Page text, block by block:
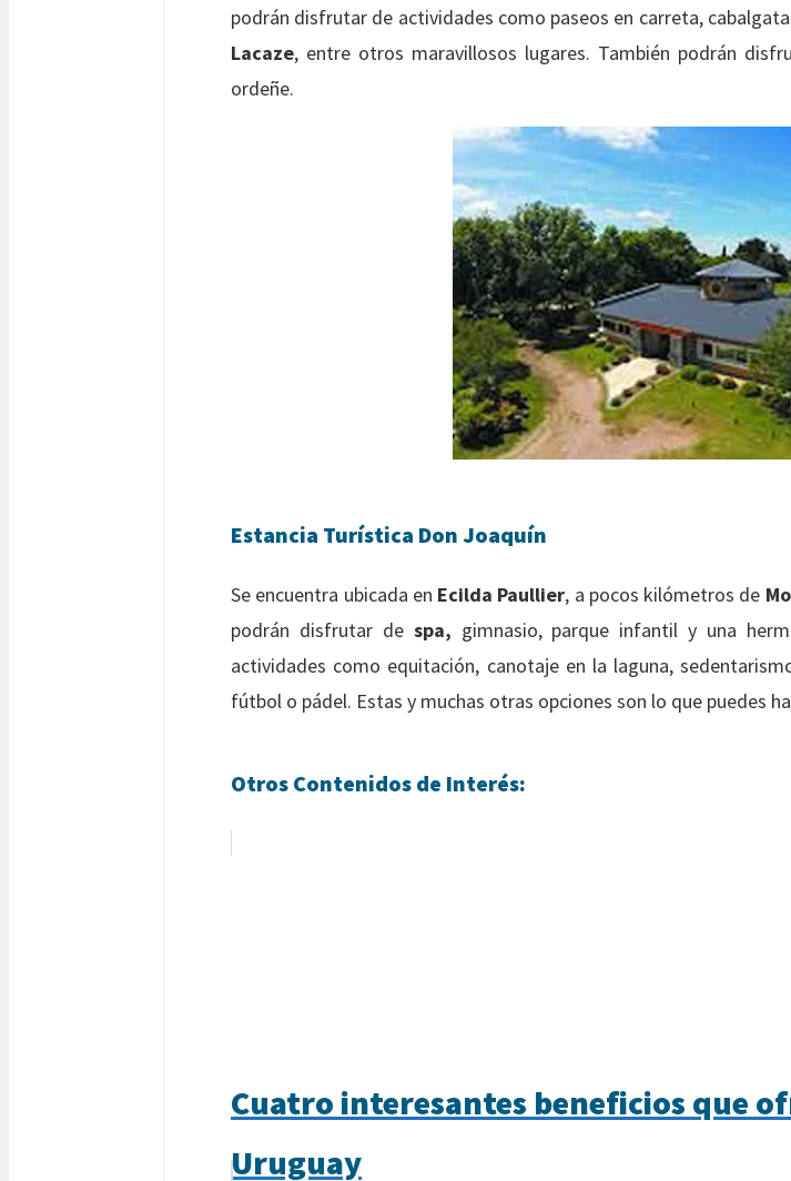
podrán disfrutar de actividades como paseos en carreta,
Lacaze, entre otros maravillosos lugares. También podrán
ordeñe.
Estancia Turística Don Joaquín
Se encuentra ubicada en Ecilda Paullier, a pocos kilómetros de
podrán disfrutar de spa, gimnasio, parque infantil y una
actividades como equitación, canotaje en la laguna,
fútbol o pádel. Estas y muchas otras opciones son lo que puedes
Otros Contenidos de Interés:
Cuatro interesantes beneficios que
Uruguay